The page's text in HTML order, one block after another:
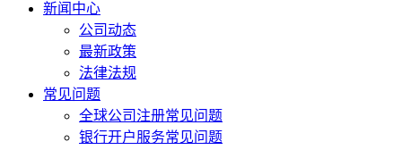
新闻中心
公司动态
最新政策
法律法规
常见问题
全球公司注册常见问题
银行开户服务常见问题